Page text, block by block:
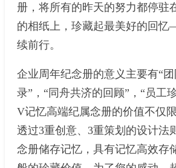
册，将所有的昨天的努力都停驻
的相纸上，珍藏起最美好的回
续前行。
企业周年纪念册的意义主要有“
录”，“同舟共济的回顾”，“员工
V记忆高端纪属念册的价值不仅
透过3重创意、3重策划的设计法
念册储存记忆，具有记忆高效存